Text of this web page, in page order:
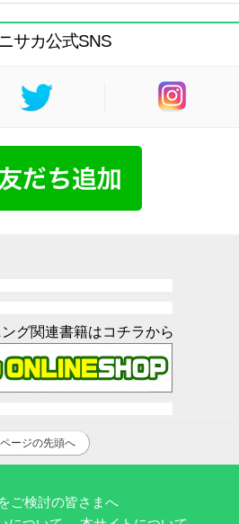
サカ公式SNS
グ関連書籍はコチラから
ページの先頭へ
ご検討の皆さまへ